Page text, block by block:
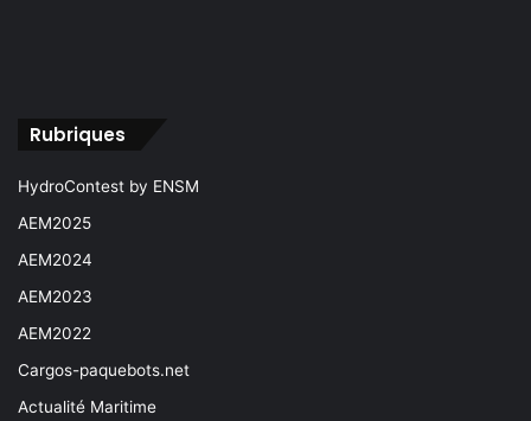
Rubriques
HydroContest by ENSM
AEM2025
AEM2024
AEM2023
AEM2022
Cargos-paquebots.net
Actualité Maritime